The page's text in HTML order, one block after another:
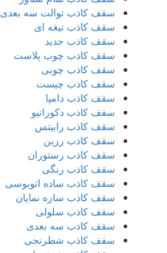
سقف کاذب توالت سه بعدی
سقف کاذب تیغه ای
سقف کاذب جدید
سقف کاذب چوب پلاست
سقف کاذب چوبی
سقف کاذب چیست
سقف کاذب دامپا
سقف کاذب دکوراتیو
سقف کاذب رابیتس
سقف کاذب رزین
سقف کاذب رستوران
سقف کاذب رنگی
سقف کاذب ساده اتوبوسی
سقف کاذب سازه نمایان
سقف کاذب سلولی
سقف کاذب سه بعدی
سقف کاذب شطرنجی